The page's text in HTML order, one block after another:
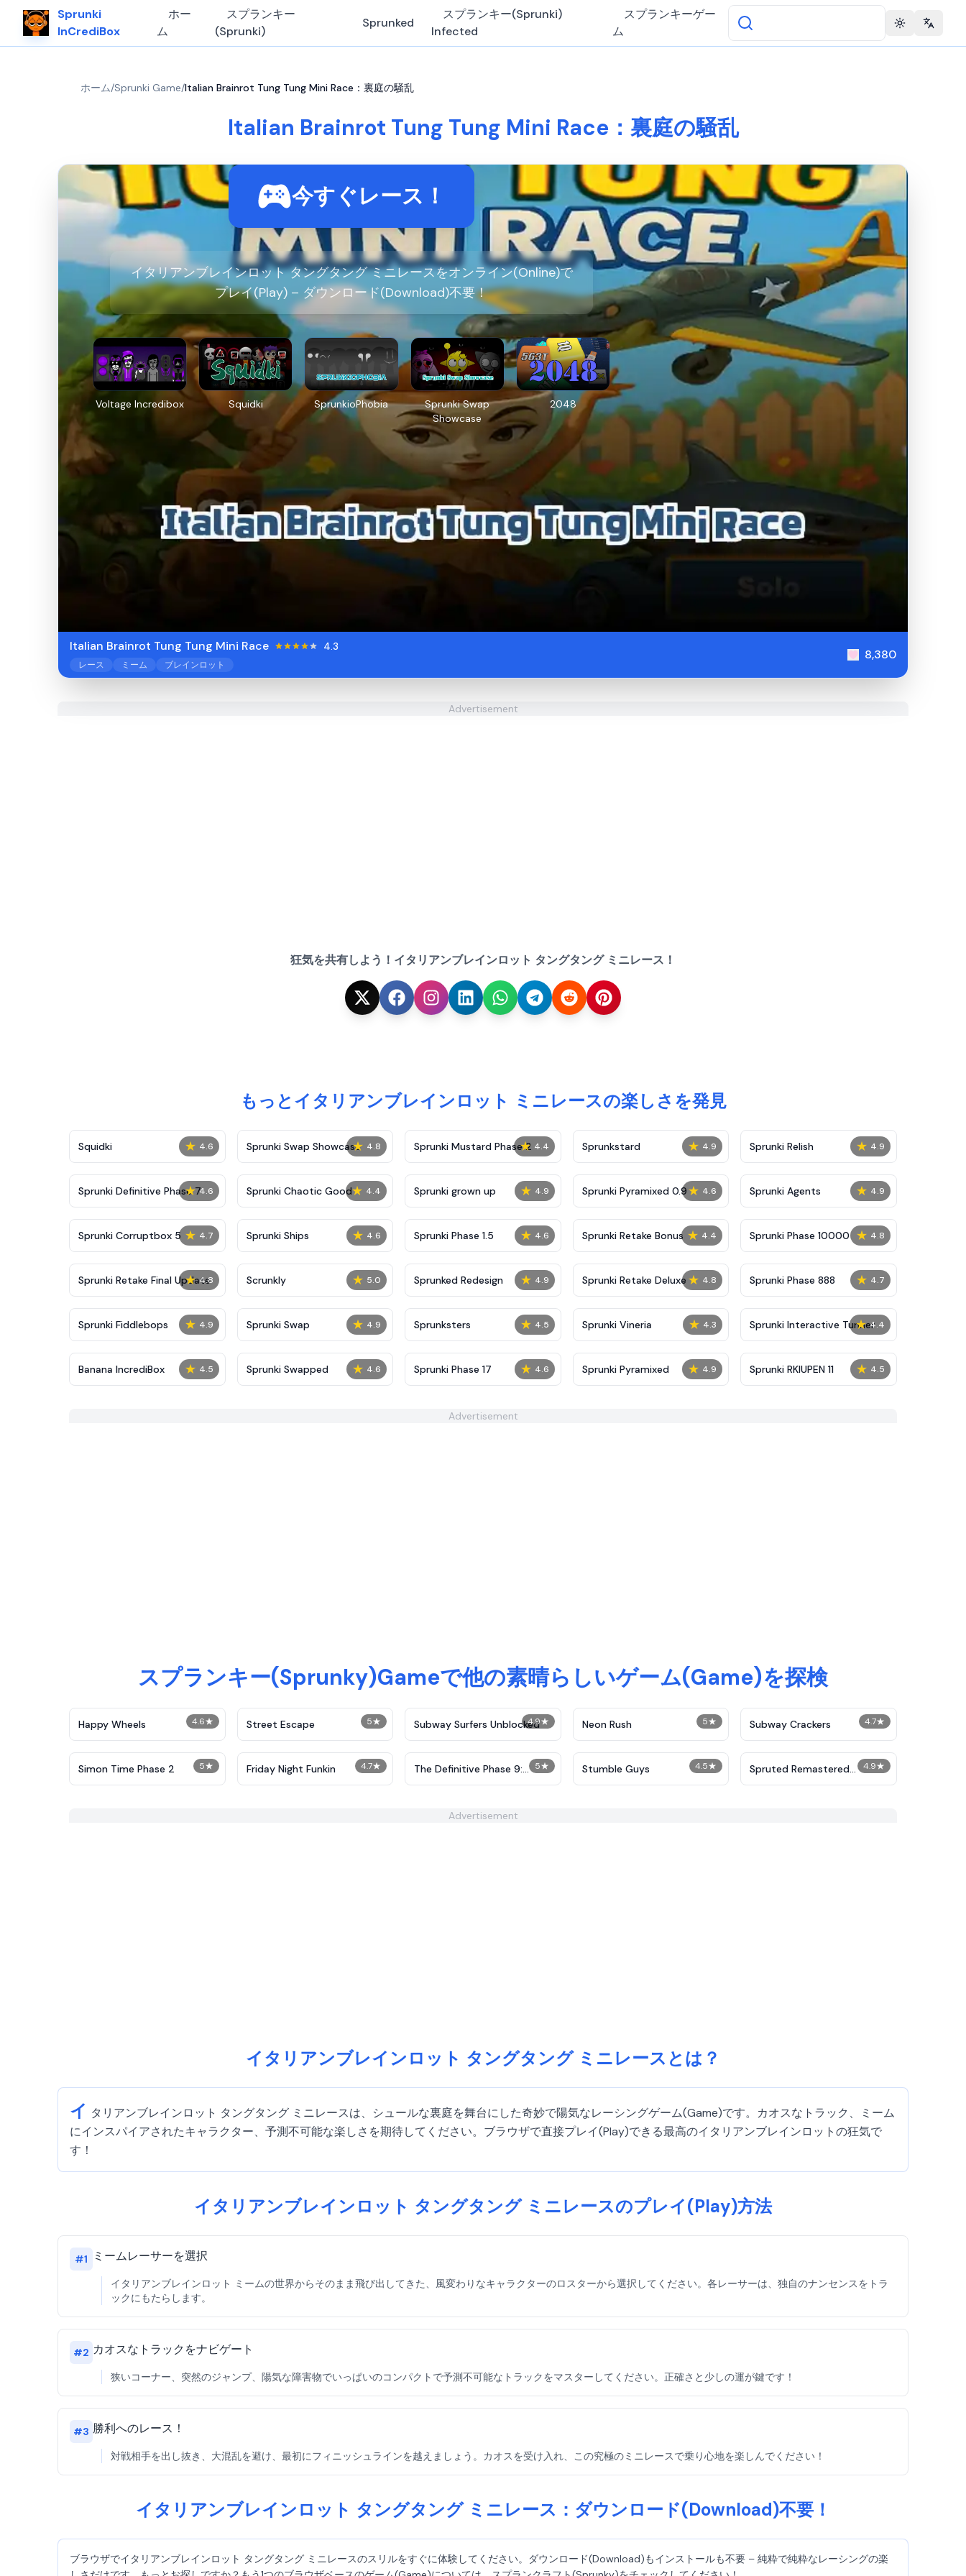
Sprunki
InCrediBox
ホー
ム
スプランキー
(Sprunki)
Sprunked
スプランキー(Sprunki)
Infected
スプランキーゲー
ム
Toggle theme
ホーム/Sprunki Game/Italian Brainrot Tung Tung Mini Race：裏庭の騒乱
Italian Brainrot Tung Tung Mini Race：裏庭の騒乱
今すぐレース！
イタリアンブレインロット タングタング ミニレースをオンライン(Online)で
プレイ(Play) – ダウンロード(Download)不要！
Voltage Incredibox Squidki SprunkioPhobia
Sprunki Swap
Showcase
2048
Italian Brainrot Tung Tung Mini Race 4.3
レース ミーム ブレインロット
8,380
Advertisement
狂気を共有しよう！イタリアンブレインロット タングタング ミニレース！
もっとイタリアンブレインロット ミニレースの楽しさを発見
★ 4.6
Squidki ★ 4.8
Sprunki Swap Showcase ★ 4.4
Sprunki Mustard Phase 2 ★ 4.9
Sprunkstard ★ 4.9
Sprunki Relish
★ 4.6
Sprunki Definitive Phase 7 ★ 4.4
Sprunki Chaotic Good ★ 4.9
Sprunki grown up ★ 4.6
Sprunki Pyramixed 0.9 ★ 4.9
Sprunki Agents
★ 4.7
Sprunki Corruptbox 5 ★ 4.6
Sprunki Ships ★ 4.6
Sprunki Phase 1.5 ★ 4.4
Sprunki Retake Bonus ★ 4.8
Sprunki Phase 10000
★ 4.8
Sprunki Retake Final Update ★ 5.0
Scrunkly ★ 4.9
Sprunked Redesign ★ 4.8
Sprunki Retake Deluxe ★ 4.7
Sprunki Phase 888
★ 4.9
Sprunki Fiddlebops ★ 4.9
Sprunki Swap ★ 4.5
Sprunksters ★ 4.3
Sprunki Vineria ★ 4.4
Sprunki Interactive Tunner
★ 4.5
Banana IncrediBox ★ 4.6
Sprunki Swapped ★ 4.6
Sprunki Phase 17 ★ 4.9
Sprunki Pyramixed ★ 4.5
Sprunki RKIUPEN 11
Advertisement
スプランキー(Sprunky)Gameで他の素晴らしいゲーム(Game)を探検
4.6★
Happy Wheels 5★
Street Escape 4.9★
Subway Surfers Unblocked 5★
Neon Rush 4.7★
Subway Crackers
5★
Simon Time Phase 2 4.7★
Friday Night Funkin 5★
The Definitive Phase 9:
Demolition
4.5★
Stumble Guys 4.9★
Spruted Remastered
Alternative Phase 2
Advertisement
イタリアンブレインロット タングタング ミニレースとは？
イ タリアンブレインロット タングタング ミニレースは、シュールな裏庭を舞台にした奇妙で陽気なレーシングゲーム(Game)です。カオスなトラック、ミーム
にインスパイアされたキャラクター、予測不可能な楽しさを期待してください。ブラウザで直接プレイ(Play)できる最高のイタリアンブレインロットの狂気で
す！
イタリアンブレインロット タングタング ミニレースのプレイ(Play)方法
#1 ミームレーサーを選択
イタリアンブレインロット ミームの世界からそのまま飛び出してきた、風変わりなキャラクターのロスターから選択してください。各レーサーは、独自のナンセンスをトラ
ックにもたらします。
#2 カオスなトラックをナビゲート
狭いコーナー、突然のジャンプ、陽気な障害物でいっぱいのコンパクトで予測不可能なトラックをマスターしてください。正確さと少しの運が鍵です！
#3 勝利へのレース！
対戦相手を出し抜き、大混乱を避け、最初にフィニッシュラインを越えましょう。カオスを受け入れ、この究極のミニレースで乗り心地を楽しんでください！
イタリアンブレインロット タングタング ミニレース：ダウンロード(Download)不要！
ブラウザでイタリアンブレインロット タングタング ミニレースのスリルをすぐに体験してください。ダウンロード(Download)もインストールも不要 – 純粋で純粋なレーシングの楽